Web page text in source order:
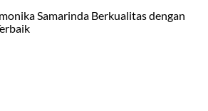
Samarinda Berkualitas dengan